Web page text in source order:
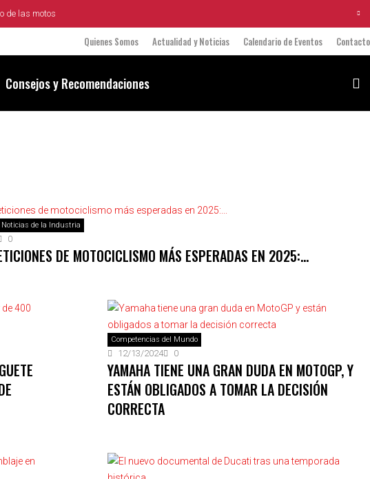
de las motos
Quienes Somos Actualidad y Noticias Calendario de Eventos Contacto
Consejos y Recomendaciones
Noticias de la Industria
0
DE MOTOCICLISMO MÁS ESPERADAS EN 2025:…
Competencias del Mundo
12/13/2024 0
YAMAHA TIENE UNA GRAN DUDA EN MOTOGP, Y
ESTÁN OBLIGADOS A TOMAR LA DECISIÓN
CORRECTA